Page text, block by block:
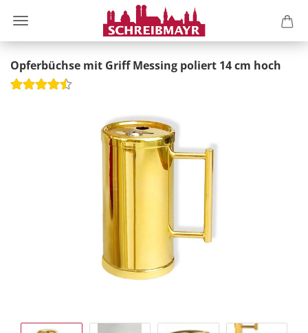
Opferbüchse mit Griff Messing poliert 14 cm hoch